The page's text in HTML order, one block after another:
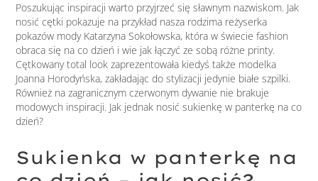
Poszukując inspiracji warto przyjrzeć się sławnym nazwiskom. Jak
nosić cętki pokazuje na przykład nasza rodzima reżyserka
pokazów mody Katarzyna Sokołowska, która w świecie fashion
obraca się na co dzień i wie jak łączyć ze sobą różne printy.
Cętkowany total look zaprezentowała kiedyś także modelka
Joanna Horodyńska, zakładając do stylizacji jedynie białe szpilki.
Również na zagranicznym czerwonym dywanie nie brakuje
modowych inspiracji. Jak jednak nosić sukienkę w panterkę na co
dzień?
Sukienka w panterkę na